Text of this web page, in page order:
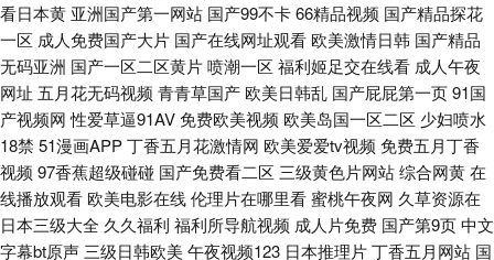
看日本黄 亚洲国产第一网站 国产99不卡66精品视频 国产精品探花
一区 成人免费国产大片 国产在线网址观看 欧美激情日韩 国产精品
无码亚洲 国产一区二区黄片喷潮一区 福利姬足交在线看 成人午夜
网址 五月花无码视频 青青草国产 欧美日韩乱 国产屁屁第一页91国
产视频网 性爱草逼91AV免费欧美视频 欧美岛国一区二区 少妇喷水
18禁 51漫画APP丁香五月花激情网 欧美爱爱tv视频 免费五月丁香
视频 97香蕉超级碰碰 国产免费看二区 三级黄色片网站综合网黄在
线播放观看 欧美电影在线伦理片在哪里看蜜桃午夜网 久草资源在
日本三级大全 久久福利 福利所导航视频 成人片免费 国产第9页中文
字幕bt原声 三级日韩欧美午夜视频123 日本推理片丁香五月网站 国